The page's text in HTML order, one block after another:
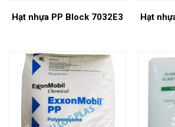
Hạt nhựa PP Block 7032E3 Hạt